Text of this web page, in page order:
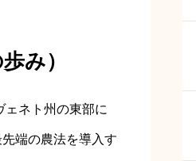
み）
ネト州の東部に
端の農法を導入す